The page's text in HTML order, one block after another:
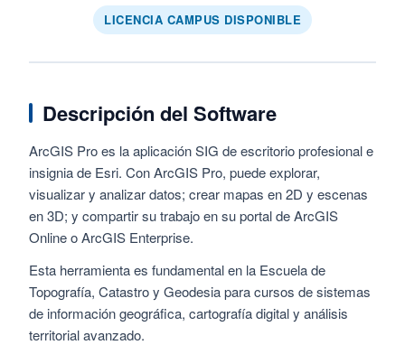
LICENCIA CAMPUS DISPONIBLE
Descripción del Software
ArcGIS Pro es la aplicación SIG de escritorio profesional e
insignia de Esri. Con ArcGIS Pro, puede explorar,
visualizar y analizar datos; crear mapas en 2D y escenas
en 3D; y compartir su trabajo en su portal de ArcGIS
Online o ArcGIS Enterprise.
Esta herramienta es fundamental en la Escuela de
Topografía, Catastro y Geodesia para cursos de sistemas
de información geográfica, cartografía digital y análisis
territorial avanzado.